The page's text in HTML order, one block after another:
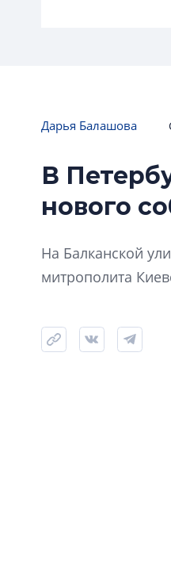
Уведомление с
Снос любого здания
Петербурга (и не
превращается в
Дарья Балашова
В
нового
На Балканской
митрополита